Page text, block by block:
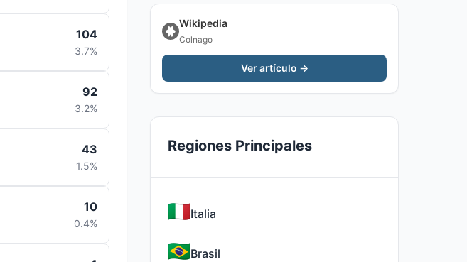
104
3.7%
92
3.2%
43
1.5%
10
0.4%
Wikipedia
Colnago
Ver artículo →
Regiones Principales
Italia
Brasil